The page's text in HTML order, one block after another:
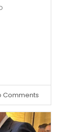
Comments